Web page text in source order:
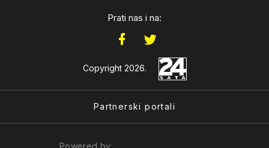
Prati nas i na:
Copyright 2026.
Partnerski portali
Powered by: